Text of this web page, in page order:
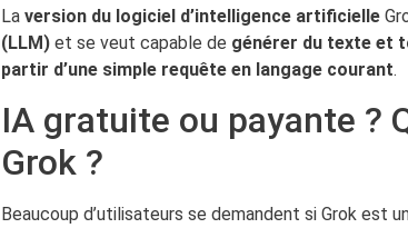
Laversion du logiciel d’intelligence artificielle
(LLM) et se veut capable de générer du texte et
partir d’une simple requête en langage courant.
IA gratuite ou payante ?
Grok ?
Beaucoup d’utilisateurs se demandent si Grok est